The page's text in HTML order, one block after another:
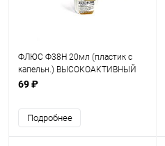
ФЛЮС Ф38Н 20мл (пластик с
капельн.) ВЫСОКОАКТИВНЫЙ
AVRGROUP Для стали, бронзы,
комплекс органич.и
неорганич.компонентов.
69 ₽
Подробнее